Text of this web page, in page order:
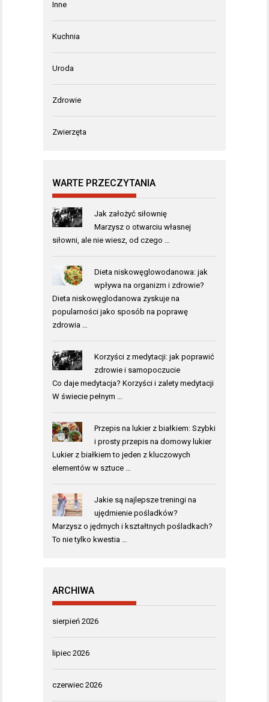
Inne
Kuchnia
Uroda
Zdrowie
Zwierzęta
WARTE PRZECZYTANIA
Jak założyć siłownię
Marzysz o otwarciu własnej
siłowni, ale nie wiesz, od czego …
Dieta niskowęglowodanowa: jak
wpływa na organizm i zdrowie?
Dieta niskowęglodanowa zyskuje na
popularności jako sposób na poprawę
zdrowia …
Korzyści z medytacji: jak poprawić
zdrowie i samopoczucie
Co daje medytacja? Korzyści i zalety medytacji
W świecie pełnym …
Przepis na lukier z białkiem: Szybki
i prosty przepis na domowy lukier
Lukier z białkiem to jeden z kluczowych
elementów w sztuce …
Jakie są najlepsze treningi na
ujędrnienie pośladków?
Marzysz o jędrnych i kształtnych pośladkach?
To nie tylko kwestia …
ARCHIWA
sierpień 2026
lipiec 2026
czerwiec 2026